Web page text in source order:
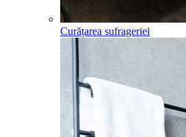
Curățarea sufrageriei